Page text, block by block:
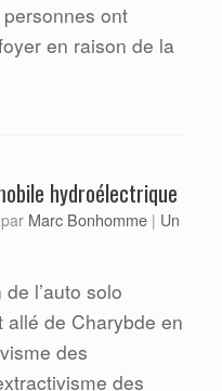
ont
en raison de la
hydroélectrique
par Marc Bonhomme| Un
l’auto solo
allé de Charybde en
des
des